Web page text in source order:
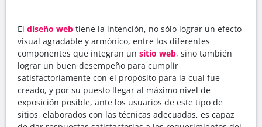
El diseño web tiene la intención, no sólo lograr un efecto
visual agradable y armónico, entre los diferentes
componentes que integran un sitio web, sino también
lograr un buen desempeño para cumplir
satisfactoriamente con el propósito para la cual fue
creado, y por su puesto llegar al máximo nivel de
exposición posible, ante los usuarios de este tipo de
sitios, elaborados con las técnicas adecuadas, es capaz